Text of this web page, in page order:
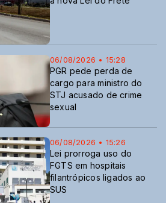
06/08/2026 • 15:28
PGR pede perda de
cargo para ministro do
STJ acusado de crime
sexual
06/08/2026 • 15:26
Lei prorroga uso do
FGTS em hospitais
filantrópicos ligados ao
SUS